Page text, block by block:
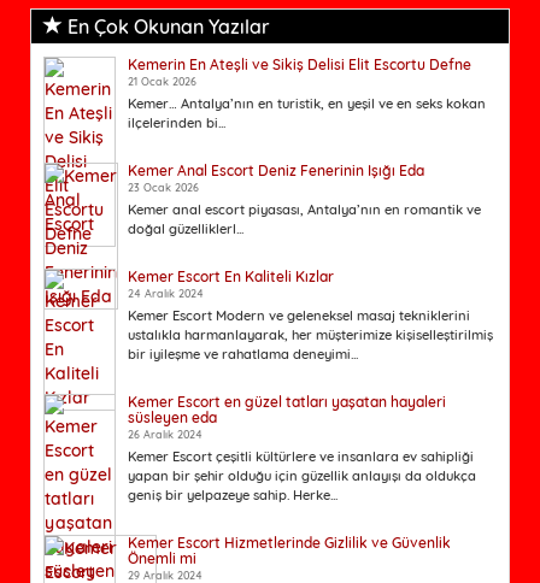
En Çok Okunan Yazılar
Kemerin En Ateşli ve Sikiş Delisi Elit Escortu Defne
21 Ocak 2026
Kemer… Antalya’nın en turistik, en yeşil ve en seks kokan
ilçelerinden bi...
Kemer Anal Escort Deniz Fenerinin Işığı Eda
23 Ocak 2026
Kemer anal escort piyasası, Antalya’nın en romantik ve
doğal güzelliklerl...
Kemer Escort En Kaliteli Kızlar
24 Aralık 2024
Kemer Escort Modern ve geleneksel masaj tekniklerini
ustalıkla harmanlayarak, her müşterimize kişiselleştirilmiş
bir iyileşme ve rahatlama deneyimi...
Kemer Escort en güzel tatları yaşatan hayaleri
süsleyen eda
26 Aralık 2024
Kemer Escort çeşitli kültürlere ve insanlara ev sahipliği
yapan bir şehir olduğu için güzellik anlayışı da oldukça
geniş bir yelpazeye sahip. Herke...
Kemer Escort Hizmetlerinde Gizlilik ve Güvenlik
Önemli mi
29 Aralık 2024